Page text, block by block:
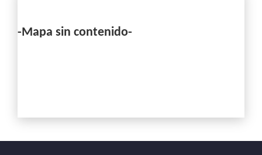
-Mapa sin contenido-